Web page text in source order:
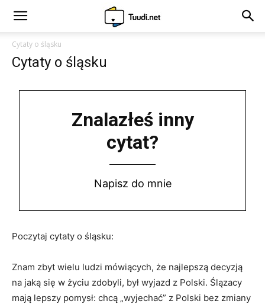
Cytaty o śląsku
Cytaty o śląsku
Znalazłeś inny
cytat?
Napisz do mnie
Poczytaj cytaty o śląsku:
Znam zbyt wielu ludzi mówiących, że najlepszą decyzją
na jaką się w życiu zdobyli, był wyjazd z Polski. Ślązacy
mają lepszy pomysł: chcą „wyjechać” z Polski bez zmiany